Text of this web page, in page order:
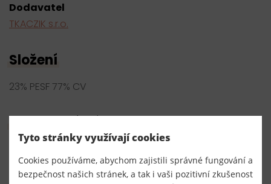
Dodavatel
TKACZIK s.r.o.
Složení
23% PESF 77% CV
Hromadný nákup
bílá
Tyto stránky využívají cookies
Cookies používáme, abychom zajistili správné fungování a
bezpečnost našich stránek, a tak i vaši pozitivní zkušenost